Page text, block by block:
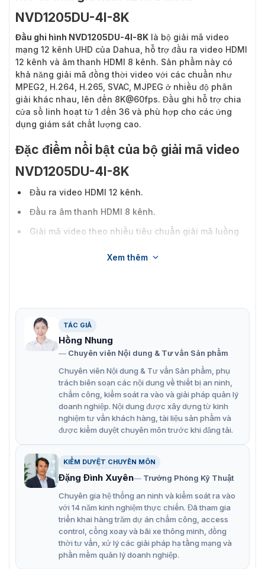
NVD1205DU-4I-8K
Đầu ghi hình NVD1205DU-4I-8K là bộ giải mã video
mạng 12 kênh UHD của Dahua, hỗ trợ đầu ra video HDMI
12 kênh và âm thanh HDMI 8 kênh. Sản phẩm này có
khả năng giải mã đồng thời video với các chuẩn như
MPEG2, H.264, H.265, SVAC, MJPEG ở nhiều độ phân
giải khác nhau, lên đến 8K@60fps. Đầu ghi hỗ trợ chia
cửa sổ linh hoạt từ 1 đến 36 và phù hợp cho các ứng
dụng giám sát chất lượng cao.
Đặc điểm nổi bật của bộ giải mã video
NVD1205DU-4I-8K
Đầu ra video HDMI 12 kênh.
Đầu ra âm thanh HDMI 8 kênh.
Giải mã video theo nhiều tiêu chuẩn giải mã luồng
6 MP, 8 MP, 12 MP và 32 MP
Giải mã đồng bộ thành 3 kênh 8K@60 khung
hình/giây, video 27 kênh 4K@30 khung hình/giây,
108 kênh 1080p@30 khung hình/giây hoặc video
D1@30 khung hình/giây 432 kênh.
Chia thành 1, 4, 6, 8, 9, 16, 25 và 36 cửa sổ và hỗ trợ
phân chia tùy chỉnh M × N.
Các độ phân giải sau được hỗ trợ thông qua cổng
1280 × 720 và 1024 × 768.
Hỗ trợ lên đến 3840 × 2160 cho các cổng đầu vào DP
và HDMI.
Xem thêm
TÁC GIẢ
Hồng Nhung
Chuyên viên Nội dung & Tư vấn Sản phẩm
Chuyên viên Nội dung & Tư vấn Sản phẩm, phụ
trách biên soạn các nội dung về thiết bị an ninh,
chấm công, kiểm soát ra vào và giải pháp quản lý
doanh nghiệp. Nội dung được xây dựng từ kinh
nghiệm tư vấn khách hàng, tài liệu sản phẩm và
được kiểm duyệt chuyên môn trước khi đăng tải.
KIỂM DUYỆT CHUYÊN MÔN
Đặng Đình Xuyên
Trưởng Phòng Kỹ Thuật
Chuyên gia hệ thống an ninh và kiểm soát ra vào
với 14 năm kinh nghiệm thực chiến. Đã tham gia
triển khai hàng trăm dự án chấm công, access
control, cổng xoay và bãi xe thông minh, đồng
thời tư vấn, xử lý các giải pháp hạ tầng mạng và
phần mềm quản lý doanh nghiệp.